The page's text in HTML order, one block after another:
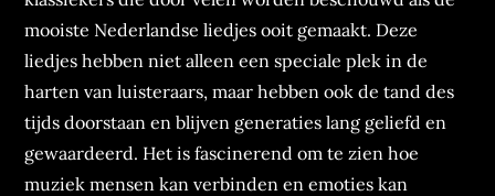
mooiste Nederlandse liedjes ooit gemaakt. Deze
liedjes hebben niet alleen een speciale plek in de
harten van luisteraars, maar hebben ook de tand des
tijds doorstaan en blijven generaties lang geliefd en
gewaardeerd. Het is fascinerend om te zien hoe
muziek mensen kan verbinden en emoties kan